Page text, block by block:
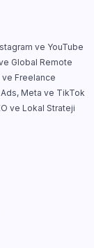
ve YouTube
Global Remote
ve Freelance
Meta ve TikTok
ve Lokal Strateji